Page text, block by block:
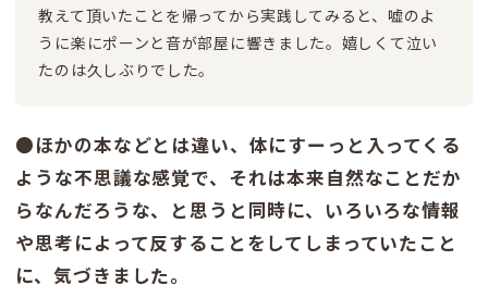
教えて頂いたことを帰ってから実践してみると、嘘のよ
うに楽にポーンと音が部屋に響きました。嬉しくて泣い
たのは久しぶりでした。
●ほかの本などとは違い、体にすーっと入ってくる
ような不思議な感覚で、それは本来自然なことだか
らなんだろうな、と思うと同時に、いろいろな情報
や思考によって反することをしてしまっていたこと
に、気づきました。